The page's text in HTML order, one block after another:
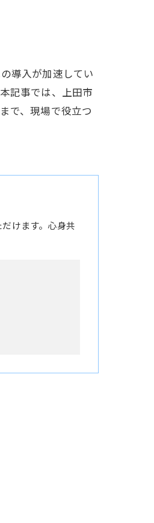
導入が加速してい
記事では、上田市
で、現場で役立つ
けます。心身共